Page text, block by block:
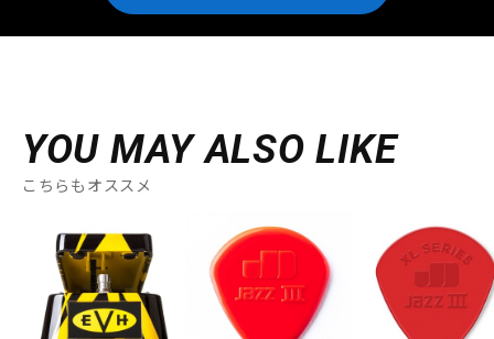
YOU MAY ALSO LIKE
こちらもオススメ